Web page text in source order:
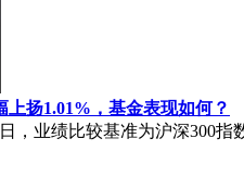
扬1.01%，基金表现如何？
，业绩比较基准为沪深300指